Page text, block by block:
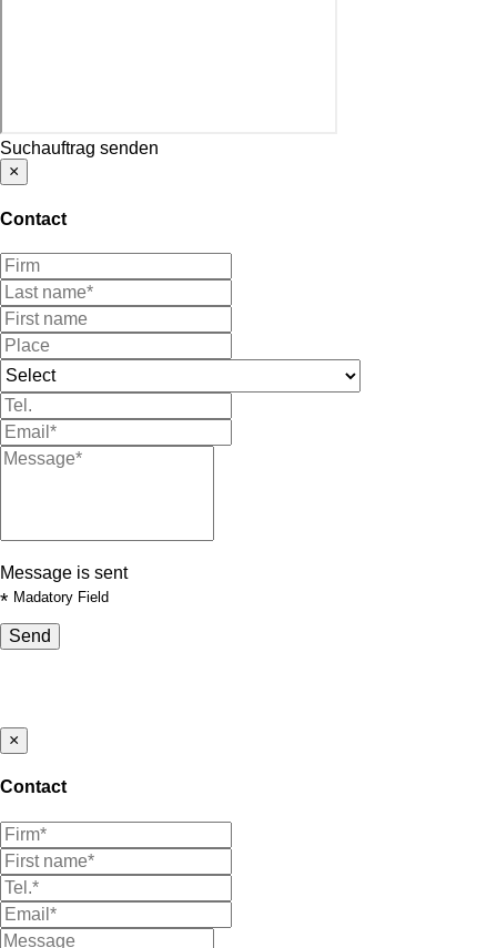
Suchauftrag senden
×
Contact
Message is sent
* Madatory Field
Send
×
Contact